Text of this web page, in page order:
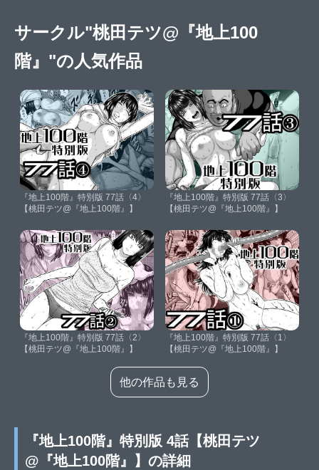
サークル"桃田テツ@『地上100
階』"の人気作品
『地上100階』特別版 77話〈4〉
【桃田テツ@『地上100階』】
『地上100階』特別版 77話〈3〉
【桃田テツ@『地上100階』】
『地上100階』特別版 77話〈2〉
【桃田テツ@『地上100階』】
『地上100階』特別版 77話〈1〉
【桃田テツ@『地上100階』】
他の作品も見る
『地上100階』特別版 4話【桃田テツ
@『地上100階』】の詳細